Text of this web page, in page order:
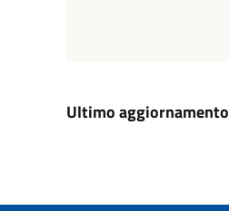
Ultimo aggiornamento